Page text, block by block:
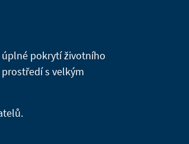
pokrytí životního
s velkým